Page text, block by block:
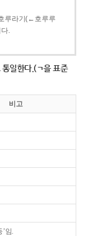
루라기(←호루루
다.
통일한다.(ㄱ을 표준
비고
’임.